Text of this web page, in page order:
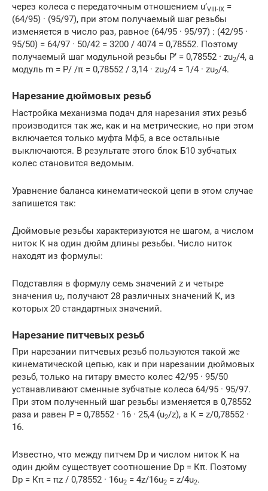
через колеса с передаточным отношением u’VIII-IX =
(64/95) · (95/97), при этом получаемый шаг резьбы
изменяется в число раз, равное (64/95 · 95/97) : (42/95 ·
95/50) = 64/97 · 50/42 = 3200 / 4074 = 0,78552. Поэтому
получаемый шаг модульной резьбы P’ = 0,78552 · zu2/4, а
модуль m = P/ /π = 0,78552 / 3,14 · zu2/4 = 1/4 · zu2/4.
Нарезание дюймовых резьб
Настройка механизма подач для нарезания этих резьб
производится так же, как и на метрические, но при этом
включается только муфта Мф5, а все остальные
выключаются. В результате этого блок Б10 зубчатых
колес становится ведомым.
Уравнение баланса кинематической цепи в этом случае
запишется так:
Дюймовые резьбы характеризуются не шагом, а числом
ниток К на один дюйм длины резьбы. Число ниток
находят из формулы:
Подставляя в формулу семь значений z и четыре
значения u2, получают 28 различных значений К, из
которых 20 стандартных значений.
Нарезание питчевых резьб
При нарезании питчевых резьб пользуются такой же
кинематической цепью, как и при нарезании дюймовых
резьб, только на гитару вместо колес 42/95 · 95/50
устанавливают сменные зубчатые колеса 64/95 · 95/97.
При этом полученный шаг резьбы изменяется в 0,78552
раза и равен Р = 0,78552 · 16 · 25,4 (u2/z), а К = z/0,78552 ·
16.
Известно, что между питчем Dp и числом ниток К на
один дюйм существует соотношение Dр = Кπ. Поэтому
Dp = Кπ = πz / 0,78552 · 16u2 = 4z/16u2 = z/4u2.